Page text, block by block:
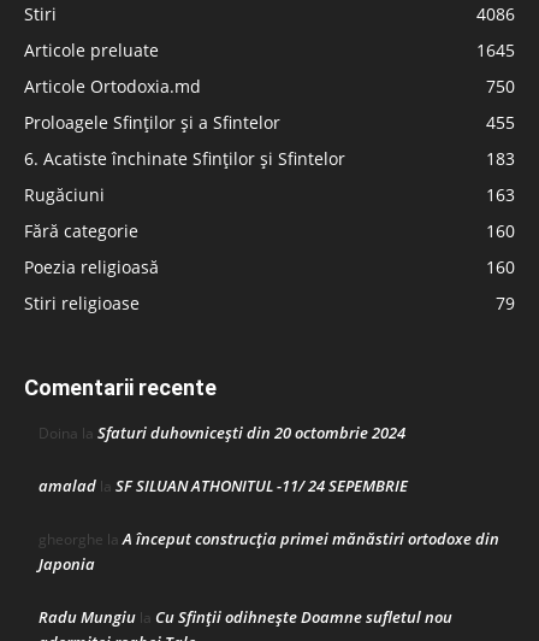
Stiri
4086
Articole preluate
1645
Articole Ortodoxia.md
750
Proloagele Sfinților și a Sfintelor
455
6. Acatiste închinate Sfinților și Sfintelor
183
Rugăciuni
163
Fără categorie
160
Poezia religioasă
160
Stiri religioase
79
Comentarii recente
Doina la Sfaturi duhovnicești din 20 octombrie 2024
amalad la SF SILUAN ATHONITUL -11/ 24 SEPEMBRIE
gheorghe laA început construcţia primei mănăstiri ortodoxe din
Japonia
Radu Mungiu la Cu Sfinții odihnește Doamne sufletul nou